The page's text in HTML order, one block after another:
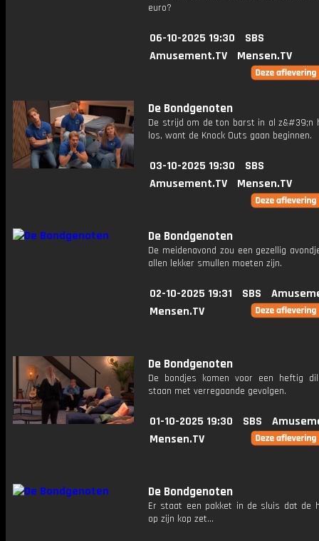
euro?
06-10-2025 19:30
SBS
Amusement.TV
Mensen.TV
De Bondgenoten
De strijd om de ton barst in al z&#39;n
los, want de Knock Outs gaan beginnen.
03-10-2025 19:30
SBS
Amusement.TV
Mensen.TV
De Bondgenoten
De meidenavond zou een gezellig
allen lekker smullen moeten zijn.
02-10-2025 19:31 SBS
Mensen.TV
De Bondgenoten
De bondjes komen voor een heftig
staan met verregaande gevolgen.
01-10-2025 19:30 SBS
Mensen.TV
De Bondgenoten
Er staat een pakket in de sluis dat de
op zijn kop zet...